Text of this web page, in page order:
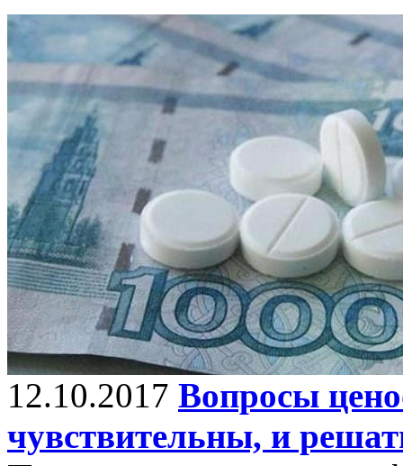
12.10.2017 Вопросы
чувствительны, и